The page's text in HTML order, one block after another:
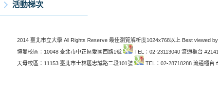
活動梯次
2014 臺北市立大學 All Rights Reserve 最佳瀏覽解析度1024x768以上 Best viewed
博愛校區：10048 臺北市中正區愛國西路1號
TEL：02-23113040 流通櫃台
天母校區：11153 臺北市士林區忠誠路二段101號
TEL：02-28718288 流通櫃台